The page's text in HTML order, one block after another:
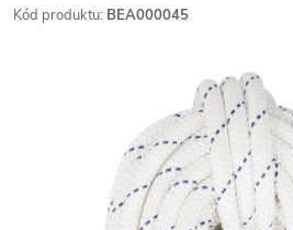
Kód produktu: BEA000045